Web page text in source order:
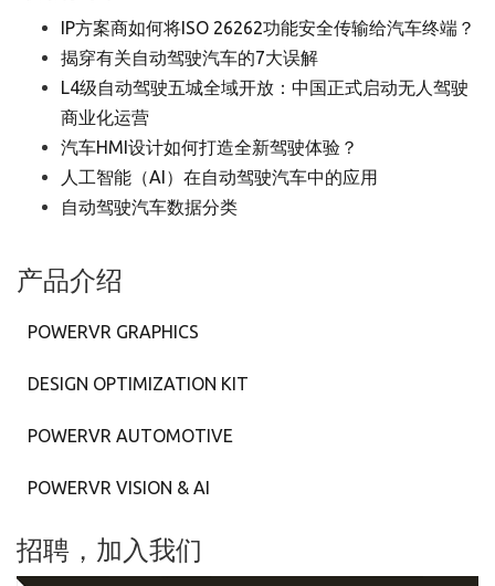
IP方案商如何将ISO 26262功能安全传输给汽车终端？
揭穿有关自动驾驶汽车的7大误解
L4级自动驾驶五城全域开放：中国正式启动无人驾驶
商业化运营
汽车HMI设计如何打造全新驾驶体验？
人工智能（AI）在自动驾驶汽车中的应用
自动驾驶汽车数据分类
产品介绍
POWERVR GRAPHICS
DESIGN OPTIMIZATION KIT
POWERVR AUTOMOTIVE
POWERVR VISION & AI
招聘，加入我们